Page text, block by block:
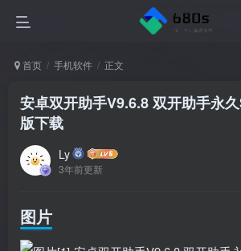
首页 手机软件 正文
安卓双开助手V9.6.8 双开助手永
版下载
Ly
3年前更新
图片